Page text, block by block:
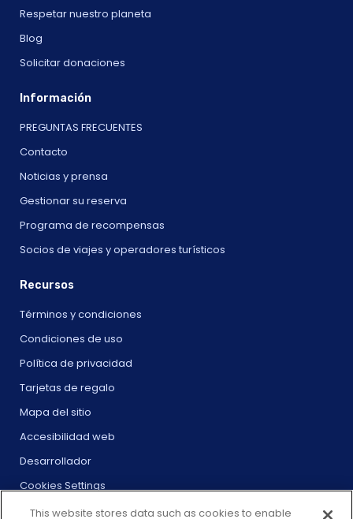
Respetar nuestro planeta
Blog
Solicitar donaciones
Información
PREGUNTAS FRECUENTES
Contacto
Noticias y prensa
Gestionar su reserva
Programa de recompensas
Socios de viajes y operadores turísticos
Recursos
Términos y condiciones
Condiciones de uso
Política de privacidad
Tarjetas de regalo
Mapa del sitio
Accesibilidad web
Desarrollador
Cookies Settings
This website stores data such as cookies to enable